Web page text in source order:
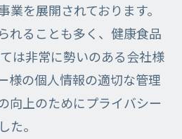
を展開されております。
れることも多く、健康食品
は非常に勢いのある会社様
様の個人情報の適切な管理
向上のためにプライバシー
た。